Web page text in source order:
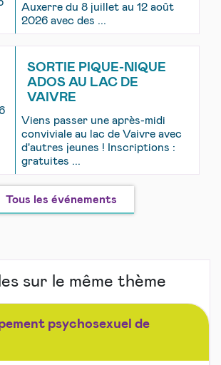
Auxerre du 8 juillet au 12 août
2026 avec des ...
SORTIE PIQUE-NIQUE
ADOS AU LAC DE
VAIVRE
Viens passer une après-midi
conviviale au lac de Vaivre avec
d'autres jeunes ! Inscriptions :
gratuites ...
Tous les événements
sur le même thème
psychosexuel de